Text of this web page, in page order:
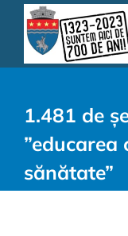
content
1.481 de
sănătate”